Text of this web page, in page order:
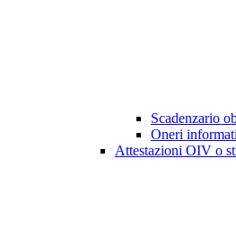
Scadenzario
Oneri
Attestazioni OIV o